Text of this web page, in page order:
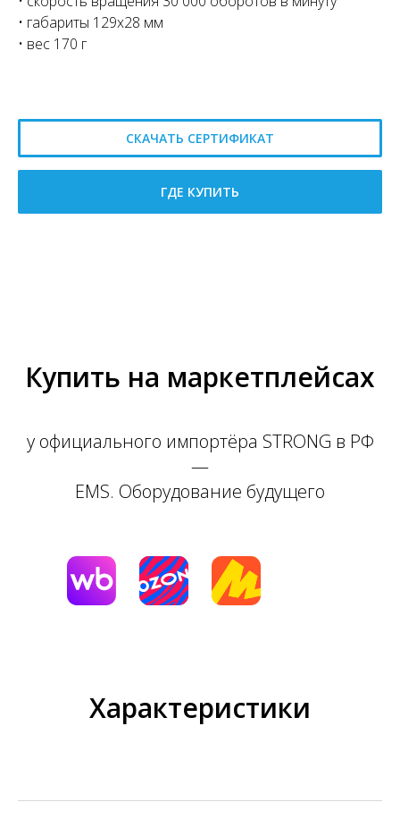
• габариты 129х28 мм
• вес 170 г
СКАЧАТЬ СЕРТИФИКАТ
ГДЕ КУПИТЬ
Купить на маркетплейсах
у официального импортёра STRONG в РФ
—
EMS. Оборудование будущего
Характеристики